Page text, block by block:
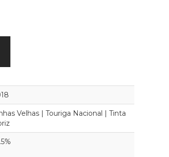
Velhas | Touriga Nacional | Tinta